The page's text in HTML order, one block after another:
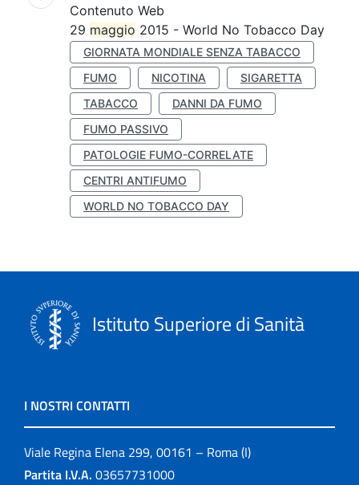
Contenuto Web
29 maggio 2015 - World No Tobacco Day
GIORNATA MONDIALE SENZA TABACCO
FUMO
NICOTINA
SIGARETTA
TABACCO
DANNI DA FUMO
FUMO PASSIVO
PATOLOGIE FUMO-CORRELATE
CENTRI ANTIFUMO
WORLD NO TOBACCO DAY
Istituto Superiore di Sanità
I NOSTRI CONTATTI
Viale Regina Elena 299, 00161 – Roma (I)
Partita I.V.A. 03657731000